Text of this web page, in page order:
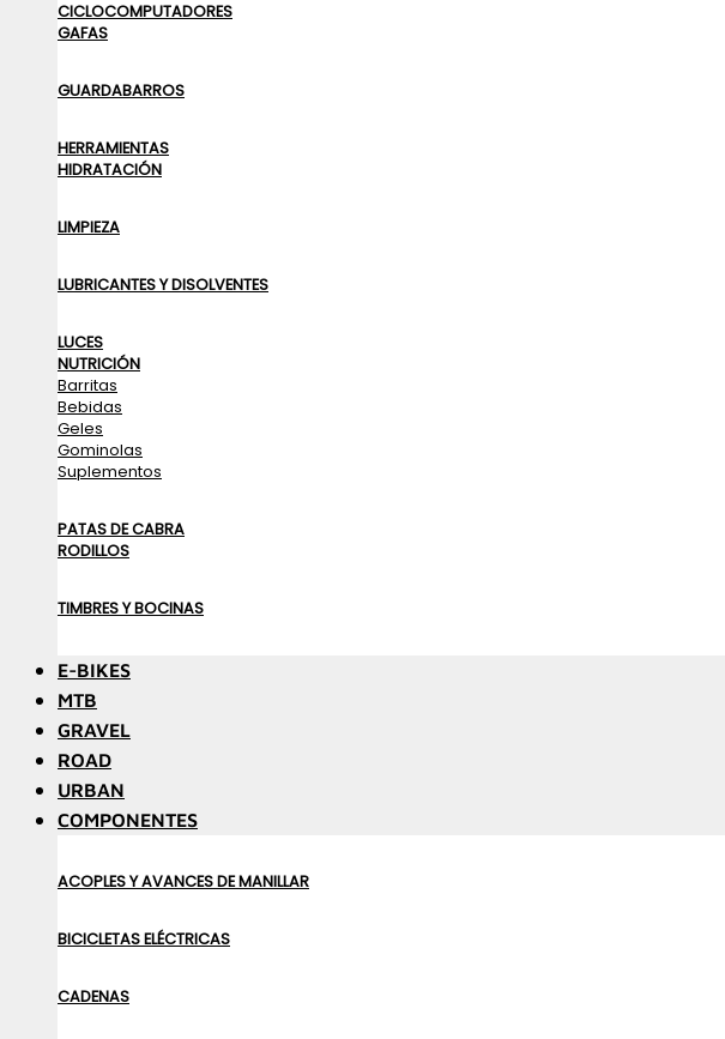
CICLOCOMPUTADORES
GAFAS
GUARDABARROS
HERRAMIENTAS
HIDRATACIÓN
LIMPIEZA
LUBRICANTES Y DISOLVENTES
LUCES
NUTRICIÓN
Barritas
Bebidas
Geles
Gominolas
Suplementos
PATAS DE CABRA
RODILLOS
TIMBRES Y BOCINAS
E-BIKES
MTB
GRAVEL
ROAD
URBAN
COMPONENTES
ACOPLES Y AVANCES DE MANILLAR
BICICLETAS ELÉCTRICAS
CADENAS